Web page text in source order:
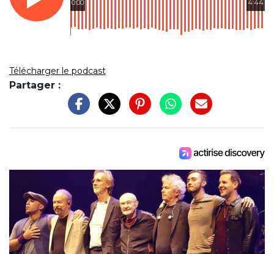
0:00 4:44
Télécharger le podcast
Partager :